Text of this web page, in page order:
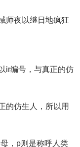
夜以继日地疯狂
编号，与真正的仿
仿生人，所以用
，p则是称呼人类